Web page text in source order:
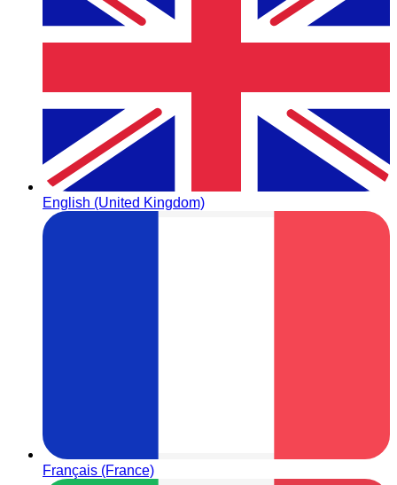
English (United Kingdom)
Français (France)